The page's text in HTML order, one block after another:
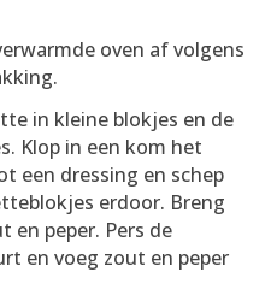
oven af volgens
in kleine blokjes en de
Klop in een kom het
een dressing en schep
erdoor. Breng
en peper. Pers de
en voeg zout en peper